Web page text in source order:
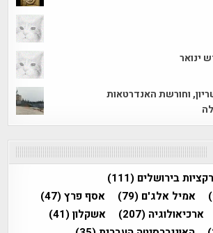
ינואר
וחורשת האנדרטאות
בירושלים (111)
אמיל אלג'ם (79) אסף פרץ(47)
ארכיאולוגיה (207) אשקלון(41)